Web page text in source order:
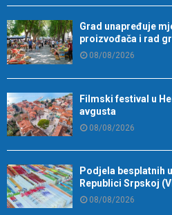
Grad unapređuje
proizvođača i rad
08/08/2026
Filmski festival u
avgusta
08/08/2026
Podjela besplatnih
Republici Srpskoj
08/08/2026